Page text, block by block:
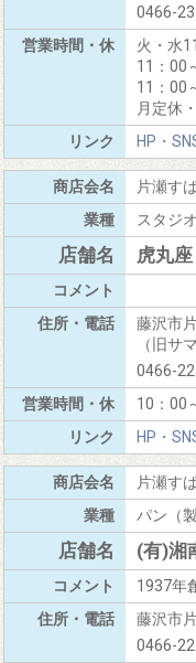
0466-
火・水
11：00
11：00
月定休
HP・
片瀬す
スタジ
虎丸座
藤沢市
（旧サ
0466-
10：00
HP・
片瀬す
パン（
(有)湘
1937年
藤沢市
0466-